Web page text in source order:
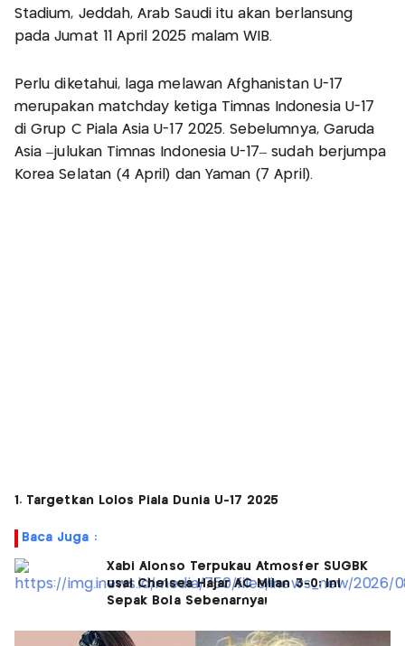
Stadium, Jeddah, Arab Saudi itu akan berlansung
pada Jumat 11 April 2025 malam WIB.
Perlu diketahui, laga melawan Afghanistan U-17
merupakan matchday ketiga Timnas Indonesia U-17
di Grup C Piala Asia U-17 2025. Sebelumnya, Garuda
Asia –julukan Timnas Indonesia U-17– sudah berjumpa
Korea Selatan (4 April) dan Yaman (7 April).
1. Targetkan Lolos Piala Dunia U-17 2025
Baca Juga :
Xabi Alonso Terpukau Atmosfer SUGBK
usai Chelsea Hajar AC Milan 3-0: Ini
Sepak Bola Sebenarnya!